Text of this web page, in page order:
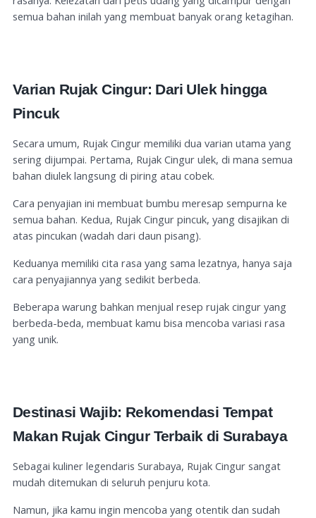
semua bahan inilah yang membuat banyak orang ketagihan.
Varian Rujak Cingur: Dari Ulek hingga
Pincuk
Secara umum, Rujak Cingur memiliki dua varian utama yang
sering dijumpai. Pertama, Rujak Cingur ulek, di mana semua
bahan diulek langsung di piring atau cobek.
Cara penyajian ini membuat bumbu meresap sempurna ke
semua bahan. Kedua, Rujak Cingur pincuk, yang disajikan di
atas pincukan (wadah dari daun pisang).
Keduanya memiliki cita rasa yang sama lezatnya, hanya saja
cara penyajiannya yang sedikit berbeda.
Beberapa warung bahkan menjual resep rujak cingur yang
berbeda-beda, membuat kamu bisa mencoba variasi rasa
yang unik.
Destinasi Wajib: Rekomendasi Tempat
Makan Rujak Cingur Terbaik di Surabaya
Sebagai kuliner legendaris Surabaya, Rujak Cingur sangat
mudah ditemukan di seluruh penjuru kota.
Namun, jika kamu ingin mencoba yang otentik dan sudah